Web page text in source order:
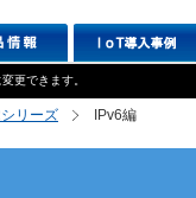
更できます。
リーズ IPv6編